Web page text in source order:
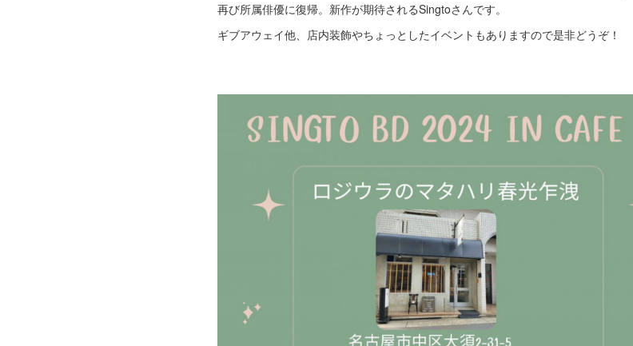
再び所属俳優に復帰。新作が期待されるSingtoさんです。
ギブアウェイ他、店内装飾やちょっとしたイベントもありますので是非どうぞ！